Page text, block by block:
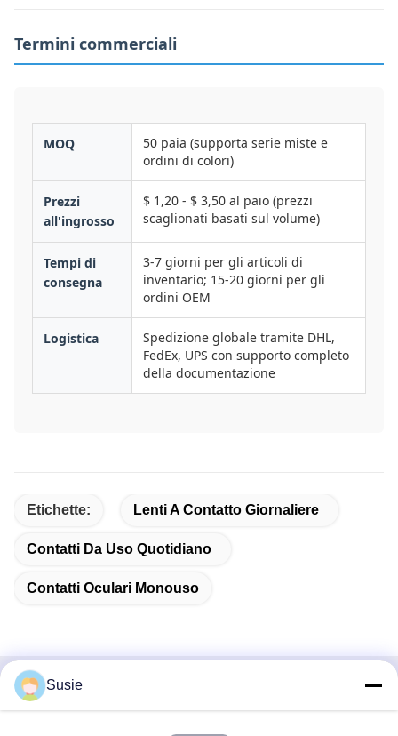
Termini commerciali
MOQ
50 paia (supporta serie miste e
ordini di colori)
Prezzi
all'ingrosso
$ 1,20 - $ 3,50 al paio (prezzi
scaglionati basati sul volume)
Tempi di
consegna
3-7 giorni per gli articoli di
inventario; 15-20 giorni per gli
ordini OEM
Logistica
Spedizione globale tramite DHL,
FedEx, UPS con supporto completo
della documentazione
Etichette: Lenti A Contatto Giornaliere
Contatti Da Uso Quotidiano
Contatti Oculari Monouso
Contatto rapido
Susie